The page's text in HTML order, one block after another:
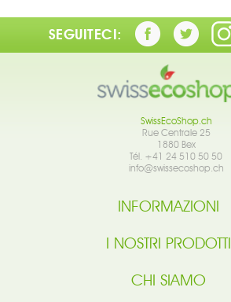
SEGUITECI:
SwissEcoShop.ch
Rue Centrale 25
1880 Bex
Tél. +41 24 510 50 50
info@swissecoshop.ch
INFORMAZIONI
I NOSTRI PRODOTTI
CHI SIAMO